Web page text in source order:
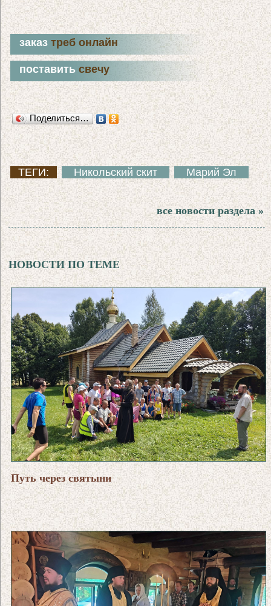
заказтреб онлайн
поставитьсвечу
Поделиться…
ТЕГИ: Никольский скит Марий Эл
все новости раздела »
НОВОСТИ ПО ТЕМЕ
Путь через святыни